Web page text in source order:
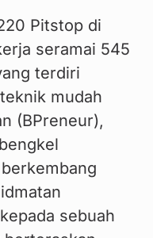
Pitstop di
seramai 545
terdiri
mudah
(BPreneur),
sebuah